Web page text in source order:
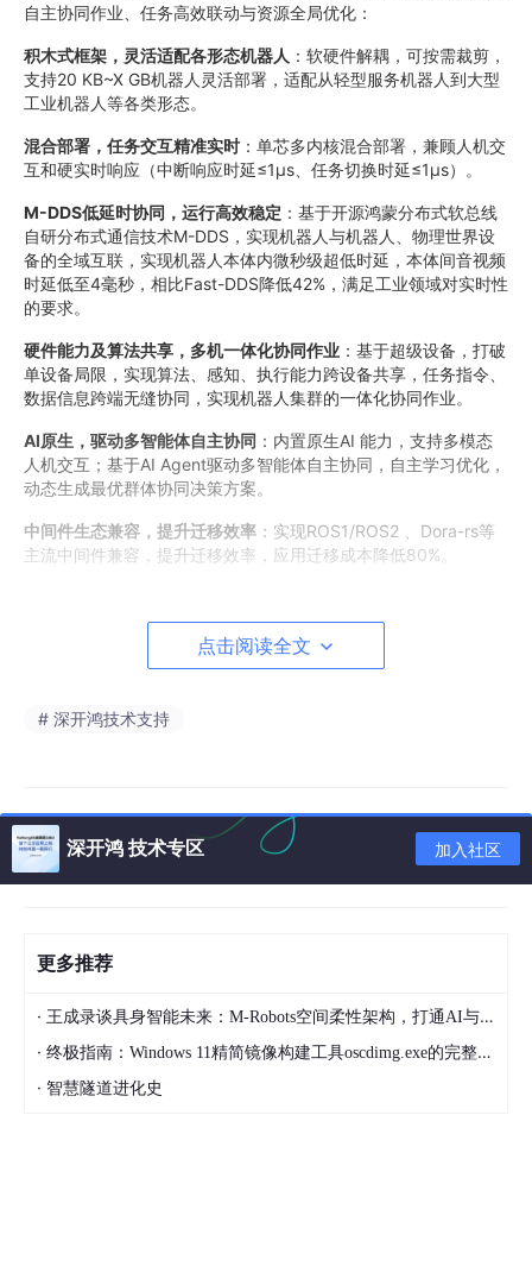
自主协同作业、任务高效联动与资源全局优化：
积木式框架，灵活适配各形态机器人 ：软硬件解耦，可按需裁剪，
支持20 KB~X GB机器人灵活部署，适配从轻型服务机器人到大型
工业机器人等各类形态。
混合部署，任务交互精准实时 ：单芯多内核混合部署，兼顾人机交
互和硬实时响应（中断响应时延≤1μs、任务切换时延≤1μs）。
M-DDS低延时协同，运行高效稳定 ：基于开源鸿蒙分布式软总线
自研分布式通信技术M-DDS，实现机器人与机器人、物理世界设
备的全域互联，实现机器人本体内微秒级超低时延，本体间音视频
时延低至4毫秒，相比Fast-DDS降低42%，满足工业领域对实时性
的要求。
硬件能力及算法共享，多机一体化协同作业 ：基于超级设备，打破
单设备局限，实现算法、感知、执行能力跨设备共享，任务指令、
数据信息跨端无缝协同，实现机器人集群的一体化协同作业。
AI原生，驱动多智能体自主协同 ：内置原生AI 能力，支持多模态
人机交互；基于AI Agent驱动多智能体自主协同，自主学习优化，
动态生成最优群体协同决策方案。
中间件生态兼容，提升迁移效率 ：实现ROS1/ROS2 、Dora-rs等
主流中间件兼容，提升迁移效率，应用迁移成本降低80%。
前沿企业，集中分享并在展区展示了基于M-Robots OS的产品，
涵盖芯片、联创产品、教育机器人及智慧康养机器人等多个领域，
充分展现基于M-Robots OS生态落地成果。
地瓜机器人：新一代国产机器人算力底座RDK S100将深度结合M-
全面完成开源鸿蒙化改造，将持续推进自动驾驶系统的开源鸿蒙化
适配落地。
点击阅读全文
# 深开鸿技术支持
深开鸿 技术专区 加入社区
更多推荐
· 王成录谈具身智能未来：M-Robots空间柔性架构，打通AI与机器人落地壁垒
· 终极指南：Windows 11精简镜像构建工具oscdimg.exe的完整配置与故障排除
· 智慧隧道进化史